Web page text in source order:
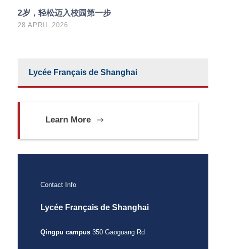
2岁，轻松迈入校园第一步
28 APRIL 2026
Lycée Français de Shanghai
Learn More
Contact Info
Lycée Français de Shanghai
Qingpu campus 350 Gaoguang Rd